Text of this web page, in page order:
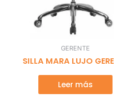
GERENTE
SILLA MARA LUJO
Leer más